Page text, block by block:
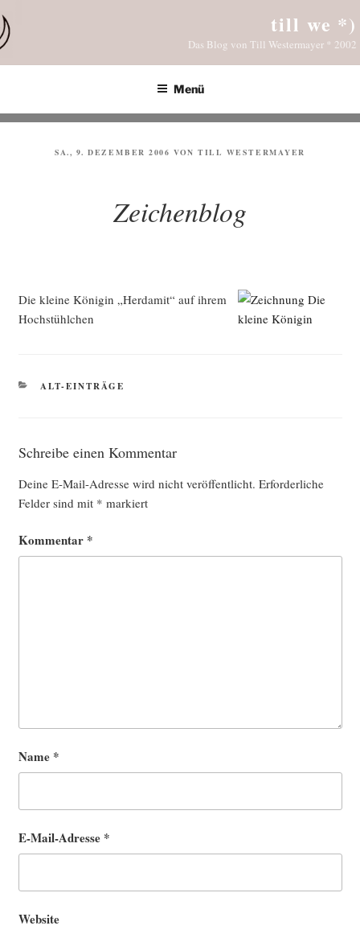
Inhalt
springen
till we *)
Das Blog von Till Westermayer * 2002
Menü
VERÖFFENTLICHT
SA., 9. DEZEMBER 2006 VON TILL WESTERMAYER
Zeichenblog
Die klei­ne Köni­gin „Her­da­mit“ auf ihrem
Hochstühlchen
KATEGORIEN
ALT-EINTRÄGE
Schreibe einen Kommentar
Deine E-Mail-Adresse wird nicht veröffentlicht. Erforderliche
Felder sind mit * markiert
Kommentar *
Name *
E-Mail-Adresse *
Website